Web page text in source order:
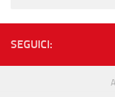
SEGUICI: